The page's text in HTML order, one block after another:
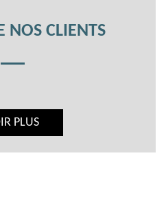
NOS CLIENTS
PLUS